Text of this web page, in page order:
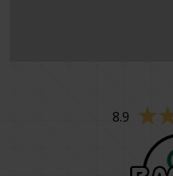
8.9